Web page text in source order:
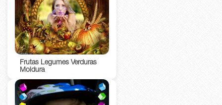
Frutas Legumes Verduras
Moldura